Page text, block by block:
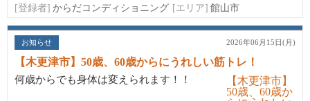
[登録者] からだコンディショニング [エリア] 館山市
お知らせ 2026年06月15日(月)
【木更津市】50歳、60歳からにうれしい筋トレ！
何歳からでも身体は変えられます！！